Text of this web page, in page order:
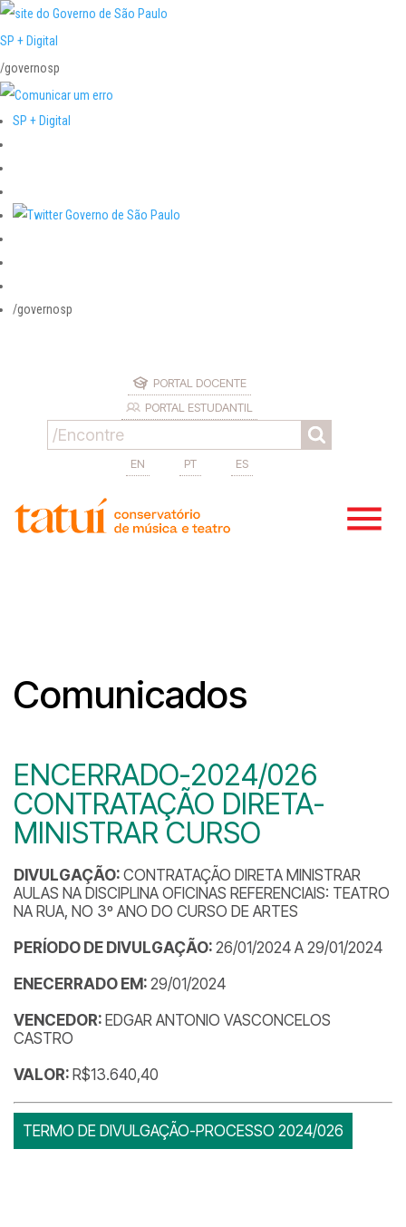
SP + Digital
/governosp
SP + Digital
/governosp
PORTAL DOCENTE
PORTAL ESTUDANTIL
EN PT ES
Comunicados
ENCERRADO-2024/026
CONTRATAÇÃO DIRETA-
MINISTRAR CURSO
DIVULGAÇÃO: CONTRATAÇÃO DIRETA MINISTRAR
AULAS NA DISCIPLINA OFICINAS REFERENCIAIS: TEATRO
NA RUA, NO 3º ANO DO CURSO DE ARTES
PERÍODO DE DIVULGAÇÃO: 26/01/2024 A 29/01/2024
ENECERRADO EM: 29/01/2024
VENCEDOR: EDGAR ANTONIO VASCONCELOS
CASTRO
VALOR: R$13.640,40
TERMO DE DIVULGAÇÃO-PROCESSO 2024/026